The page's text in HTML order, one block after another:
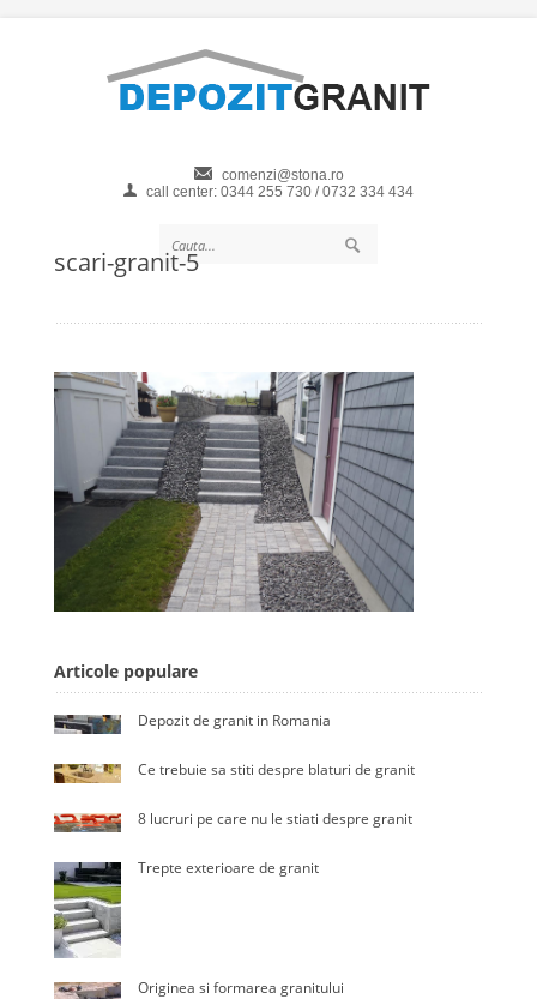
comenzi@stona.ro
call center: 0344 255 730 / 0732 334 434
scari-granit-5
Articole populare
Depozit de granit in Romania
Ce trebuie sa stiti despre blaturi de granit
8 lucruri pe care nu le stiati despre granit
Trepte exterioare de granit
Originea si formarea granitului